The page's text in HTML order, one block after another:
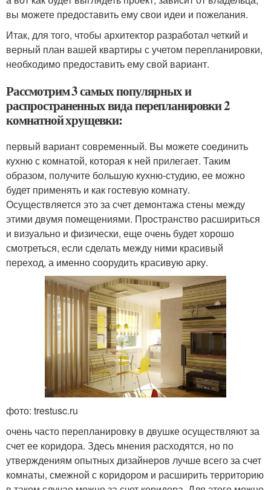
вы можете предоставить ему свои идеи и пожелания.
Итак, для того, чтобы архитектор разработал четкий и
верный план вашей квартиры с учетом перепланировки,
необходимо предоставить ему свой вариант.
Рассмотрим 3 самых популярных и
распространенных вида перепланировки 2
комнатной хрущевки:
первый вариант современный. Вы можете соединить
кухню с комнатой, которая к ней прилегает. Таким
образом, получите большую кухню-студию, ее можно
будет применять и как гостевую комнату.
Осуществляется это за счет демонтажа стены между
этими двумя помещениями. Пространство расшириться
и визуально и физически, еще очень будет хорошо
смотреться, если сделать между ними красивый
переход, а именно соорудить красивую арку.
фото: trestusc.ru
очень часто перепланировку в двушке осуществляют за
счет ее коридора. Здесь мнения расходятся, но по
утверждениям опытных дизайнеров лучше всего за счет
комнаты, смежной с коридором и расширить территорию